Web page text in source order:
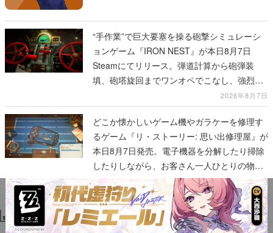
“手作業”で巨大要塞を操る砲撃シミュレーシ
ョンゲーム『IRON NEST』が本日8月7日
Steamにてリリース。弾道計算から砲弾装
填、砲塔旋回までワンオペでこなし、強烈な
一撃をブチかませるロマンある作品2026年8月7日
どこか懐かしいゲーム機やガラケーを修理す
るゲーム『リ・ストーリー: 思い出修理屋』が
本日8月7日発売。電子機器を分解したり掃除
したりしながら、お客さん一人ひとりの物語
に耳を傾ける
2026年8月7日
ランキング